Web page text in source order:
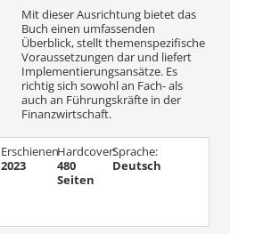
Mit dieser Ausrichtung bietet das
Buch einen umfassenden
Überblick, stellt themenspezifische
Voraussetzungen dar und liefert
Implementierungsansätze. Es
richtig sich sowohl an Fach- als
auch an Führungskräfte in der
Finanzwirtschaft.
Erschienen
2023
Hardcover:
480
Seiten
Sprache:
Deutsch